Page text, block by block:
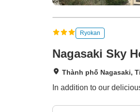
Ryokan
Nagasaki Sky
Thành phố Nagasaki,
In addition to our